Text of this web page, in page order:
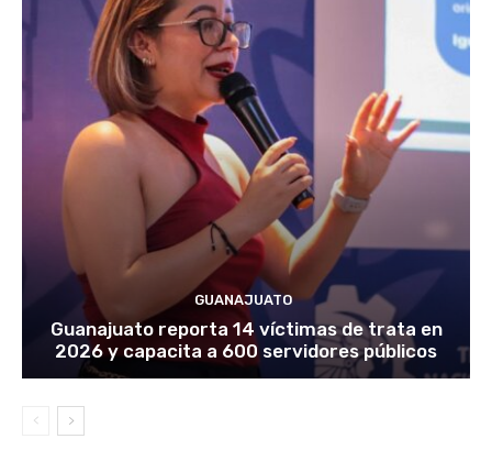
GUANAJUATO
Guanajuato reporta 14 víctimas de trata en
2026 y capacita a 600 servidores públicos